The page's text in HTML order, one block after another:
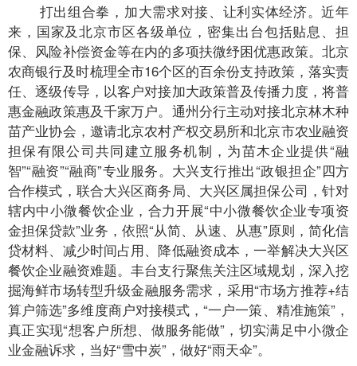
打出组合拳，加大需求对接、让利实体经济。近年
来，国家及北京市区各级单位，密集出台包括贴息、担
保、风险补偿资金等在内的多项扶微纾困优惠政策。北京
农商银行及时梳理全市16个区的百余份支持政策，落实责
任、逐级传导，以客户对接加大政策普及传播力度，将普
惠金融政策惠及千家万户。通州分行主动对接北京林木种
苗产业协会，邀请北京农村产权交易所和北京市农业融资
担保有限公司共同建立服务机制，为苗木企业提供“融
智”“融资”“融商”专业服务。大兴支行推出“政银担企”四方
合作模式，联合大兴区商务局、大兴区属担保公司，针对
辖内中小微餐饮企业，合力开展“中小微餐饮企业专项资
金担保贷款”业务，依照“从简、从速、从惠”原则，简化信
贷材料、减少时间占用、降低融资成本，一举解决大兴区
餐饮企业融资难题。丰台支行聚焦关注区域规划，深入挖
掘海鲜市场转型升级金融服务需求，采用“市场方推荐+结
算户筛选”多维度商户对接模式，“一户一策、精准施策”，
真正实现“想客户所想、做服务能做”，切实满足中小微企
业金融诉求，当好“雪中炭”，做好“雨天伞”。